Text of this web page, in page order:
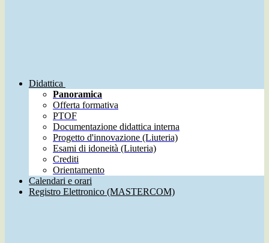
Didattica
Panoramica
Offerta formativa
PTOF
Documentazione didattica interna
Progetto d'innovazione (Liuteria)
Esami di idoneità (Liuteria)
Crediti
Orientamento
Calendari e orari
Registro Elettronico (MASTERCOM)